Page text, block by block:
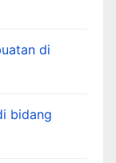
di
bidang